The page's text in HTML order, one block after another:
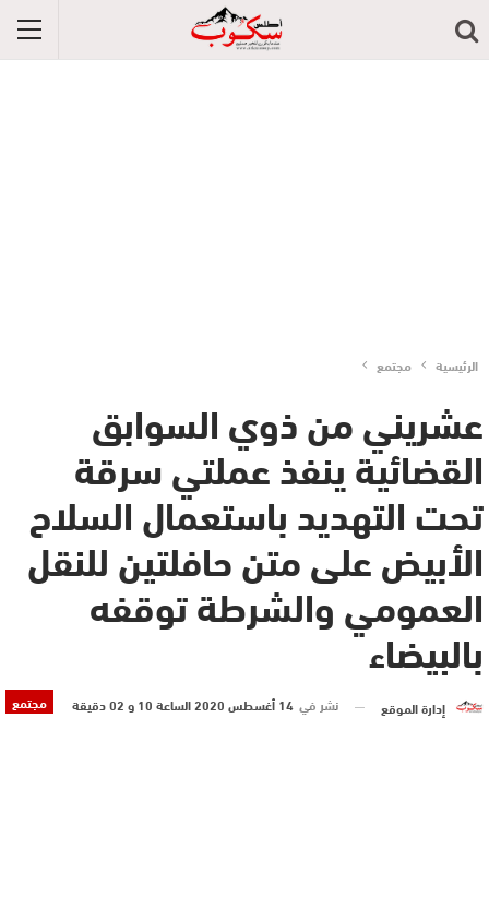
الرئيسية مجتمع
عشريني من ذوي السوابق
القضائية ينفذ عملتي سرقة
تحت التهديد باستعمال السلاح
الأبيض على متن حافلتين للنقل
العمومي والشرطة توقفه
بالبيضاء
مجتمع إدارة الموقع نشر في 14 أغسطس 2020 الساعة 10 و 02 دقيقة